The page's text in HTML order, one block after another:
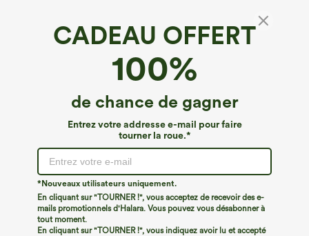
CADEAU OFFERT
100%
de chance de gagner
Entrez votre addresse e-mail pour faire
tourner la roue.*
*Nouveaux utilisateurs uniquement.
En cliquant sur "TOURNER !", vous acceptez de recevoir des e-
mails promotionnels d'Halara. Vous pouvez vous désabonner à
tout moment.
En cliquant sur "TOURNER !", vous indiquez avoir lu et accepté
Pull décontracté à col rond, épaules
tombantes et manches longues
€40,95 EUR Buy 2, 10% Off | Buy 3, 20% Off